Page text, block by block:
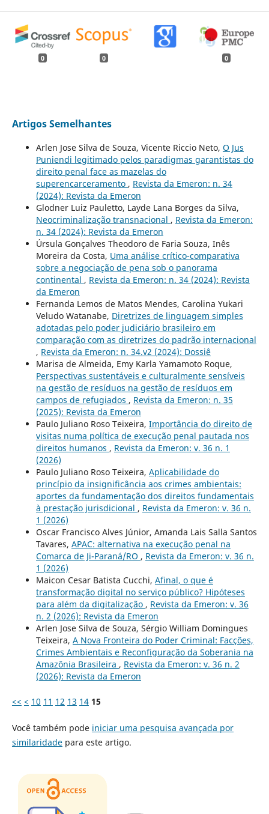
0 0 0
Artigos Semelhantes
Arlen Jose Silva de Souza, Vicente Riccio Neto, O Jus
Puniendi legitimado pelos paradigmas garantistas do
direito penal face as mazelas do
superencarceramento , Revista da Emeron: n. 34
(2024): Revista da Emeron
Glodner Luiz Pauletto, Layde Lana Borges da Silva,
Neocriminalização transnacional , Revista da Emeron:
n. 34 (2024): Revista da Emeron
Úrsula Gonçalves Theodoro de Faria Souza, Inês
Moreira da Costa, Uma análise crítico-comparativa
sobre a negociação de pena sob o panorama
continental , Revista da Emeron: n. 34 (2024): Revista
da Emeron
Fernanda Lemos de Matos Mendes, Carolina Yukari
Veludo Watanabe, Diretrizes de linguagem simples
adotadas pelo poder judiciário brasileiro em
comparação com as diretrizes do padrão internacional
, Revista da Emeron: n. 34.v2 (2024): Dossiê
Marisa de Almeida, Emy Karla Yamamoto Roque,
Perspectivas sustentáveis e culturalmente sensíveis
na gestão de resíduos na gestão de resíduos em
campos de refugiados , Revista da Emeron: n. 35
(2025): Revista da Emeron
Paulo Juliano Roso Teixeira, Importância do direito de
visitas numa política de execução penal pautada nos
direitos humanos , Revista da Emeron: v. 36 n. 1
(2026)
Paulo Juliano Roso Teixeira, Aplicabilidade do
princípio da insignificância aos crimes ambientais:
aportes da fundamentação dos direitos fundamentais
à prestação jurisdicional , Revista da Emeron: v. 36 n.
1 (2026)
Oscar Francisco Alves Júnior, Amanda Lais Salla Santos
Tavares, APAC: alternativa na execução penal na
Comarca de Ji-Paraná/RO , Revista da Emeron: v. 36 n.
1 (2026)
Maicon Cesar Batista Cucchi, Afinal, o que é
transformação digital no serviço público? Hipóteses
para além da digitalização , Revista da Emeron: v. 36
n. 2 (2026): Revista da Emeron
Arlen Jose Silva de Souza, Sérgio William Domingues
Teixeira, A Nova Fronteira do Poder Criminal: Facções,
Crimes Ambientais e Reconfiguração da Soberania na
Amazônia Brasileira , Revista da Emeron: v. 36 n. 2
(2026): Revista da Emeron
<< < 10 11 12 13 14 15
Você também pode iniciar uma pesquisa avançada por
similaridadepara este artigo.